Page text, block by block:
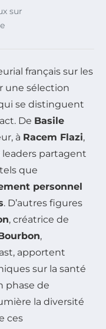
sur
français sur les
une sélection
se distinguent
De Basile
à Racem Flazi,
leaders partagent
que
personnel
. D’autres figures
, créatrice de
,
apportent
sur la santé
phase de
la diversité
ces